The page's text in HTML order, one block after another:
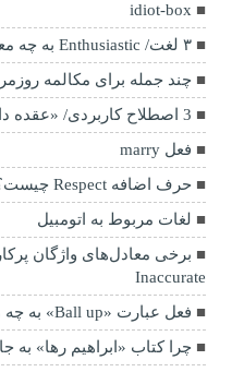
idiot-box
۳ لغت/ Enthusiastic به چه معناست؟
چند جمله برای مکالمه
3 اصطلاح کاربردی/ «عقده داشتن» به انگلیسس
فعل marry
حرف اضافه Respect چیست؟
لغات مربوط به اتومبیل
Inaccurate
فعل عبارت «Ball up» به چه معناست؟
چرا کتاب «ابراهیم رها» به